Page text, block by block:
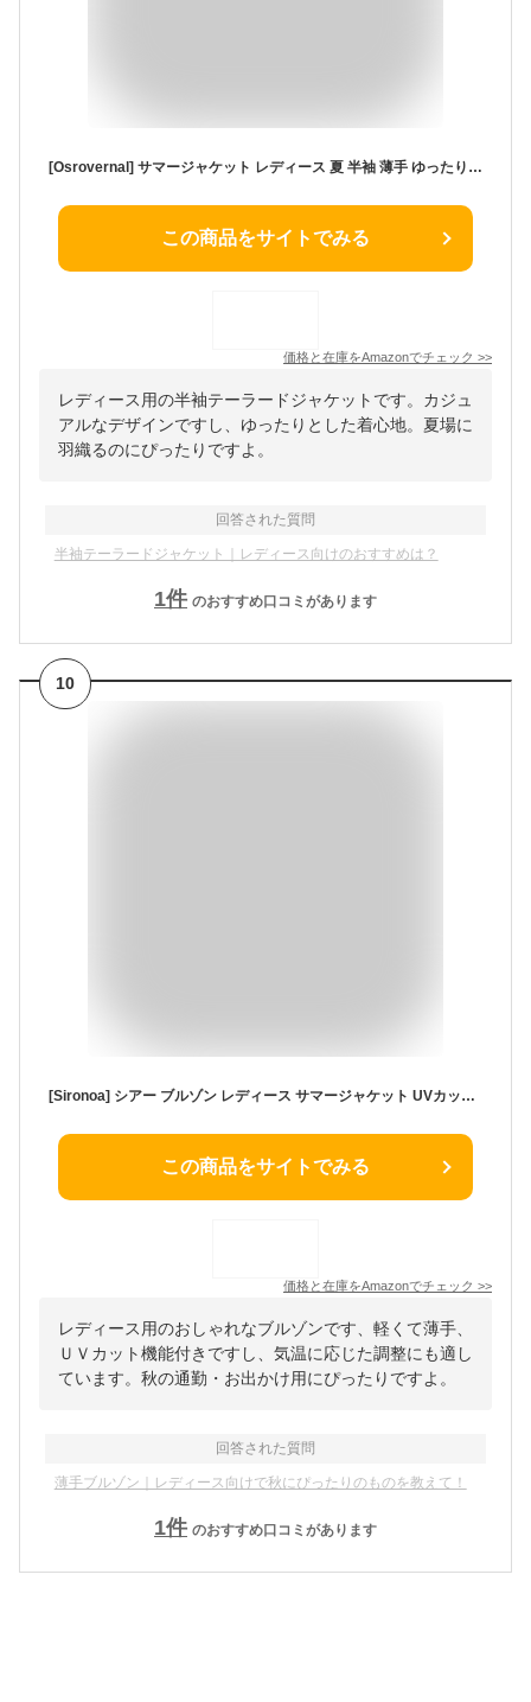
[Osrovernal] サマージャケット レディース 夏 半袖 薄手 ゆったり スーツ テーラードジャケット コート 大きいサイズ カジュアル おしゃれ 通勤 通学 (JP, アルファベット, 2XL, カーキ)
この商品をサイトでみる
価格と在庫をAmazonでチェック >>
レディース用の半袖テーラードジャケットです。カジュ
アルなデザインですし、ゆったりとした着心地。夏場に
羽織るのにぴったりですよ。
回答された質問
半袖テーラードジャケット｜レディース向けのおすすめは？
1件 のおすすめ口コミがあります
10
[Sironoa] シアー ブルゾン レディース サマージャケット UVカット 冷房対策 透け感 軽量 薄手 羽織り きれいめ 大人可愛い ジップアップ ボリューム袖 紫外線対策 日焼け防止 通勤 通学
この商品をサイトでみる
価格と在庫をAmazonでチェック >>
レディース用のおしゃれなブルゾンです、軽くて薄手、
ＵＶカット機能付きですし、気温に応じた調整にも適し
ています。秋の通勤・お出かけ用にぴったりですよ。
回答された質問
薄手ブルゾン｜レディース向けで秋にぴったりのものを教えて！
1件 のおすすめ口コミがあります